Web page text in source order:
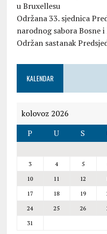
u Bruxellesu
Održana 33. sjednica
narodnog sabora Bosne
Održan sastanak
KALENDAR
kolovoz 2026
P
U S
3
4 5
10
11 12
17
18 19
24
25 26
31